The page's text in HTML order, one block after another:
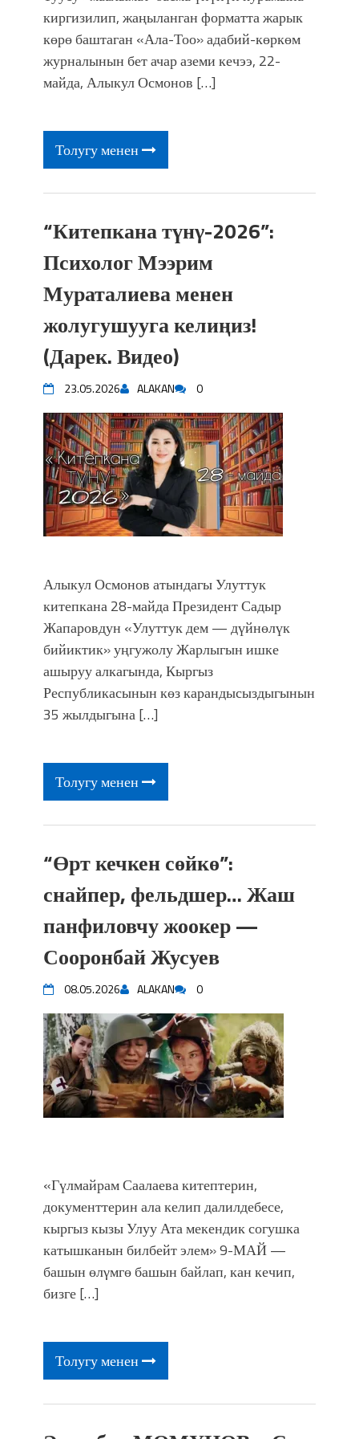
Park'ка 30 миң адам чогулду
киргизилип, жаңыланган форматта жарык
көрө баштаган «Ала-Тоо» адабий-көркөм
журналынын бет ачар аземи кечээ, 22-
майда, Алыкул Осмонов […]
Толугу менен
“Китепкана түнγ-2026”:
Психолог Мээрим
Мураталиева менен
жолугушууга келиңиз!
(Дарек. Видео)
23.05.2026 ALAKAN 0
Алыкул Осмонов атындагы Улуттук
китепкана 28-майда Президент Садыр
Жапаровдун «Улуттук дем — дүйнөлүк
бийиктик» уңгужолу Жарлыгын ишке
ашыруу алкагында, Кыргыз
Республикасынын көз карандысыздыгынын
35 жылдыгына […]
Толугу менен
“Өрт кечкен сөйкө”:
снайпер, фельдшер… Жаш
панфиловчу жоокер —
Сооронбай Жусуев
08.05.2026 ALAKAN 0
«Гүлмайрам Саалаева китептерин,
документтерин ала келип далилдебесе,
кыргыз кызы Улуу Ата мекендик согушка
катышканын билбейт элем» 9-МАЙ —
башын өлγмгө башын байлап, кан кечип,
бизге […]
Толугу менен